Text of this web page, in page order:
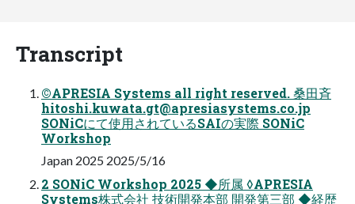
Transcript
©APRESIA Systems all right reserved. 桑田斉
hitoshi.kuwata.gt@apresiasystems.co.jp
SONiCにて使用されているSAIの実際 SONiC
Workshop
Japan 2025 2025/5/16
2 SONiC Workshop 2025 ◆所属 ◊APRESIA
Systems株式会社 技術開発本部 開発第三部 ◆経歴